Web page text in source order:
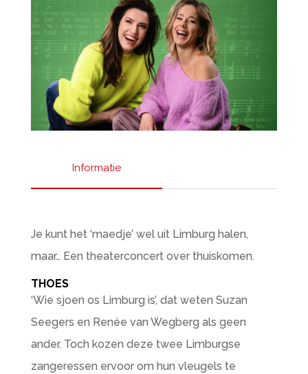
Informatie
Je kunt het ‘maedje’ wel uit Limburg halen,
maar… Een theaterconcert over thuiskomen.
THOES
‘Wie sjoen os Limburg is’, dat weten Suzan
Seegers en Renée van Wegberg als geen
ander. Toch kozen deze twee Limburgse
zangeressen ervoor om hun vleugels te